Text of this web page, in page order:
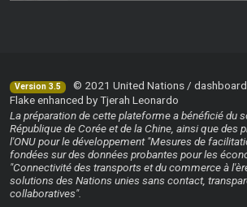
Version 3.5
© 2021 United Nations /
Flake enhanced by Tjerah Leonardo
La préparation de cette plateforme a bénéficié du
République de Corée et de la Chine, ainsi que des
l'ONU pour le développement "Mesures de
fondées sur des données probantes pour les
"Connectivité des transports et du commerce à
solutions des Nations unies sans contact,
collaboratives".